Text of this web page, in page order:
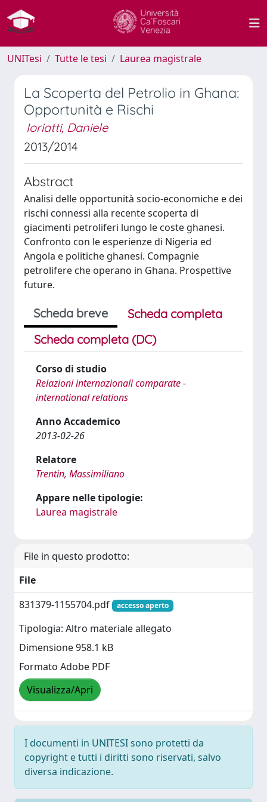
UNITesi Tutte le tesi Laurea magistrale
La Scoperta del Petrolio in Ghana:
Opportunità e Rischi
Ioriatti, Daniele
2013/2014
Abstract
Analisi delle opportunità socio-economiche e dei
rischi connessi alla recente scoperta di
giacimenti petroliferi lungo le coste ghanesi.
Confronto con le esperienze di Nigeria ed
Angola e politiche ghanesi. Compagnie
petrolifere che operano in Ghana. Prospettive
future.
Scheda breve
Scheda completa
Scheda completa (DC)
Corso di studio
Relazioni internazionali comparate -
international relations
Anno Accademico
2013-02-26
Relatore
Trentin, Massimiliano
Appare nelle tipologie:
Laurea magistrale
File in questo prodotto:
File
831379-1155704.pdf
accesso aperto
Tipologia: Altro materiale allegato
Dimensione 958.1 kB
Formato Adobe PDF
Visualizza/Apri
I documenti in UNITESI sono protetti da
copyright e tutti i diritti sono riservati, salvo
diversa indicazione.